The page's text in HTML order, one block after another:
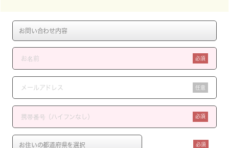
必須
任意
必須
必須